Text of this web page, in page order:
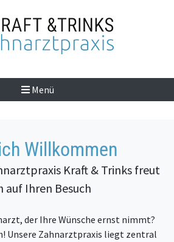
Menü
Willkommen
Kraft & Trinks freut
auf Ihren Besuch
der Ihre Wünsche ernst nimmt?
Unsere Zahnarztpraxis liegt zentral